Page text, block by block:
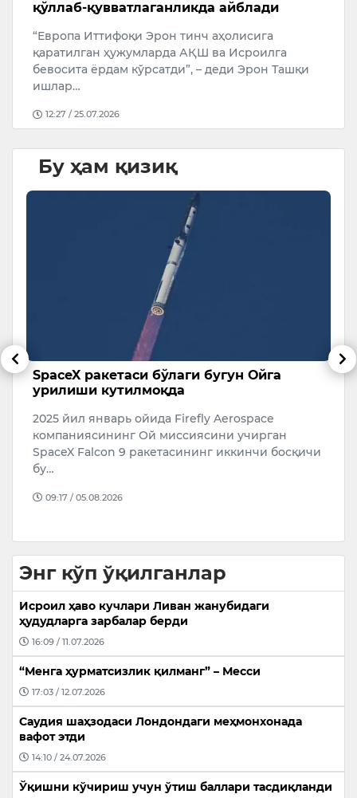
қўллаб-қувватлаганликда айблади
“Европа Иттифоқи Эрон тинч аҳолисига
қаратилган ҳужумларда АҚШ ва Исроилга
бевосита ёрдам кўрсатди”, – деди Эрон Ташқи
ишлар…
12:27 / 25.07.2026
Бу ҳам қизиқ
SpaceX ракетаси бўлаги бугун Ойга
урилиши кутилмоқда
2025 йил январь ойида Firefly Aerospace
компаниясининг Ой миссиясини учирган
SpaceX Falcon 9 ракетасининг иккинчи босқичи
бу…
09:17 / 05.08.2026
Энг кўп ўқилганлар
Исроил ҳаво кучлари Ливан жанубидаги
ҳудудларга зарбалар берди
16:09 / 11.07.2026
“Менга ҳурматсизлик қилманг” – Месси
17:03 / 12.07.2026
Саудия шаҳзодаси Лондондаги меҳмонхонада
вафот этди
14:10 / 24.07.2026
Ўқишни кўчириш учун ўтиш баллари тасдиқланди